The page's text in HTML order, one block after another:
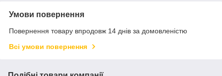
Умови повернення
Повернення товару впродовж 14 днів за домовленістю
Всі умови повернення